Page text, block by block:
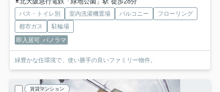
バス・トイレ別 室内洗濯機置場 バルコニー
フローリング
都市ガス
駐輪場
即入居可 パノラマ
緑豊かな住環境で、使い勝手の良いファミリー物件。
賃貸マンション